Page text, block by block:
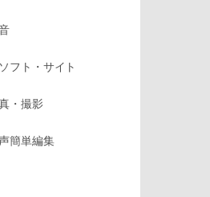
フト・サイト
・撮影
簡単編集